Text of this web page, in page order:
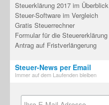
Steuerklärung 2017 im Überblick
Steuer-Software im Vergleich
Gratis Steuerrechner
Formular für die Steuererklärung
Antrag auf Fristverlängerung
Steuer-News per Email
Immer auf dem Laufenden bleiben